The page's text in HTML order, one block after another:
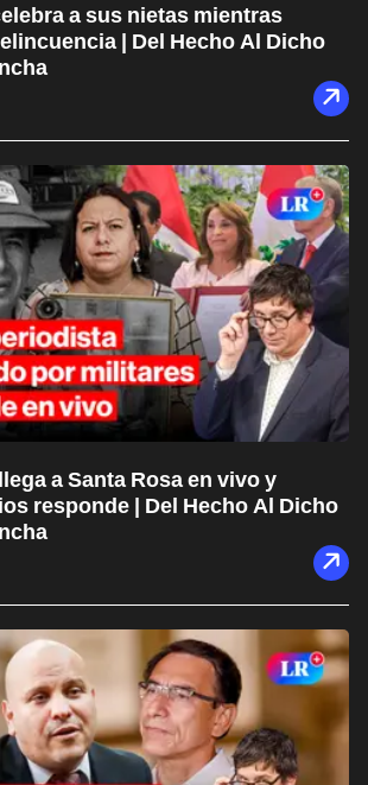
a sus nietas mientras
| Del Hecho Al Dicho
a Santa Rosa en vivo y
responde | Del Hecho Al Dicho